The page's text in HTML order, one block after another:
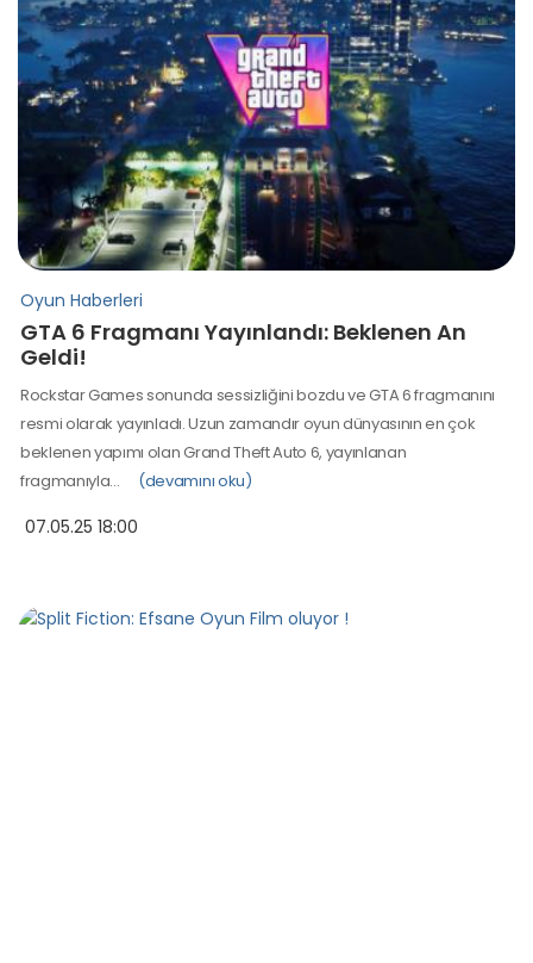
Oyun Haberleri
GTA 6 Fragmanı Yayınlandı: Beklenen An
Geldi!
Rockstar Games sonunda sessizliğini bozdu ve GTA 6 fragmanını
resmi olarak yayınladı. Uzun zamandır oyun dünyasının en çok
beklenen yapımı olan Grand Theft Auto 6, yayınlanan
fragmanıyla…
(devamını oku)
07.05.25 18:00